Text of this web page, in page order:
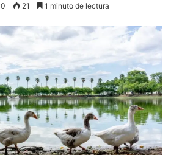
0 21 1 minuto de lectura